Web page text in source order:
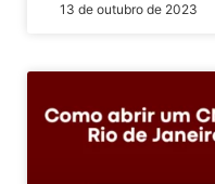
13 de outubro de 2023